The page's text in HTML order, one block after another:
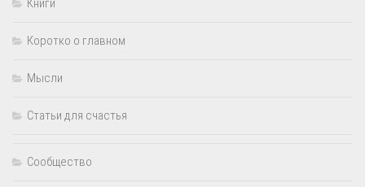
Книги
Коротко о главном
Мысли
Статьи для счастья
Сообщество